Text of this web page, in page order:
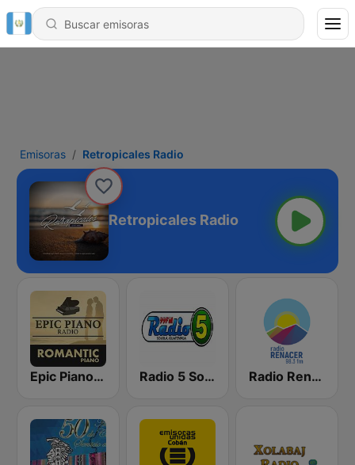
Emisoras Retropicales Radio
Retropicales Radio
Epic Piano - ROMANTIC PIANO Radio 5 Sololá Radio Renacer 98.3 FM